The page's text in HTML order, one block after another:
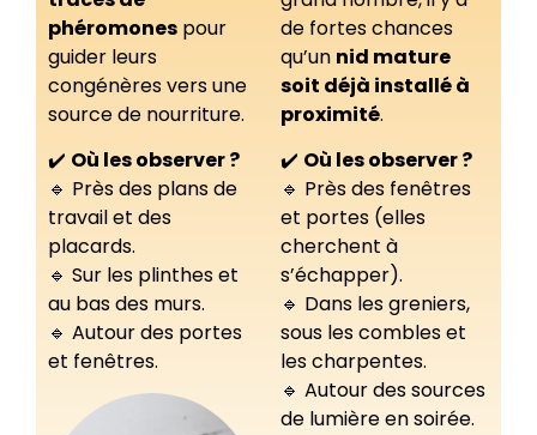
phéromones pour
guider leurs
congénères vers une
source de nourriture.
✔️ Où les observer ?
🔹 Près des plans de
travail et des
placards.
🔹 Sur les plinthes et
au bas des murs.
🔹 Autour des portes
et fenêtres.
de fortes chances
qu’un nid mature
soit déjà installé à
proximité.
✔️ Où les observer ?
🔹 Près des fenêtres
et portes (elles
cherchent à
s’échapper).
🔹 Dans les greniers,
sous les combles et
les charpentes.
🔹 Autour des sources
de lumière en soirée.